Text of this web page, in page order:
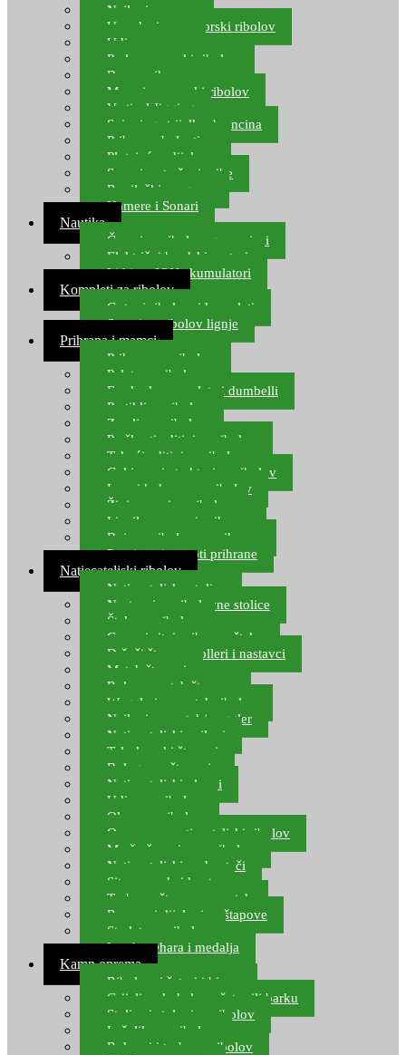
Najloni za more
Upredenice za morski ribolov
Udice za more
Perle za morski ribolov
Brum prihrana za more
Mamci za morski ribolov
Vertical Jigging
Spinning strijelke, brancina
Pribor za bolentino
Plutajuća odijela
Sonari za traženje ribe
Ronilački program
Kamere i Sonari
Nautika
Čamci za ribolov, gumenjaci
Električni brodski motori
Lithium ION akumulatori
Kompleti za ribolov
Gotovi ribolovni kompleti
Setovi za ribolov lignje
Prihrana i mamci
Prihrana za ribolov
Pelete za ribolov
Feeder lovne pelete i dumbelli
Partikli za ribolov
Zemlja za ribolov
Praškasti aditivi za ribolov
Tekući aditivi za ribolov
Gel i sprej atraktori za ribolov
Lovni kukuruz za ribolov
Živi mamci za ribolov
Ljepilo za crve i prihranu
Boje za ribolovnu prihranu
Provjereni recepti prihrane
Natjecateljski ribolov
Natjecateljske stolice
Nastavci za ribolovne stolice
Šteke za ribolov
Gume i sitni pribor za šteku
Držači štapova rolleri i nastavci
Match štapovi
Role za match štapove
Waggleri za match ribolov
Najloni za match/waggler
Natjecateljski najloni
Teleskopski štapovi
Bolognese štapovi
Natjecateljski plovci
Udice za ribolov
Olovo za ribolov
Oprema za natjecateljski ribolov
Mreže čuvarice za ribolov
Natjecateljski podmetači
Sito, posude i kante
Torbe za štapove – match
Rezervni dijelovi za štapove
Starlete za ribolov
Izrada pehara i medalja
Kamp oprema
Ribolovni šatori i bivvy
Grijalice, kuhala za šator ili barku
Stolice i stolovi za ribolov
Ležaljke za ribolov
Ruksaci i torbe za ribolov